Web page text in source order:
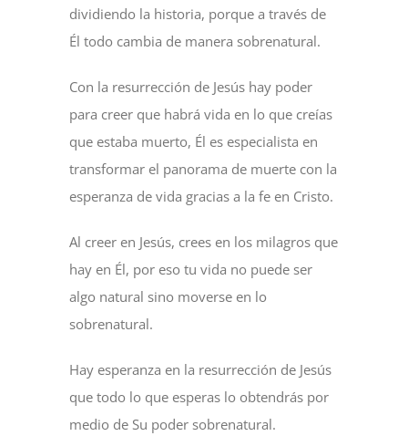
dividiendo la historia, porque a través de
Él todo cambia de manera sobrenatural.
Con la resurrección de Jesús hay poder
para creer que habrá vida en lo que creías
que estaba muerto, Él es especialista en
transformar el panorama de muerte con la
esperanza de vida gracias a la fe en Cristo.
Al creer en Jesús, crees en los milagros que
hay en Él, por eso tu vida no puede ser
algo natural sino moverse en lo
sobrenatural.
Hay esperanza en la resurrección de Jesús
que todo lo que esperas lo obtendrás por
medio de Su poder sobrenatural.